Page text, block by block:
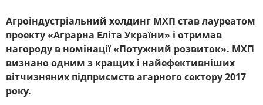
Агроіндустріальний холдинг МХП став лауреатом
проекту«Аграрна Еліта України» і отримав
нагороду в номінації «Потужний розвиток». МХП
визнаноодним з кращих і найефективніших
вітчизняних підприємств агарного сектору 2017
року.